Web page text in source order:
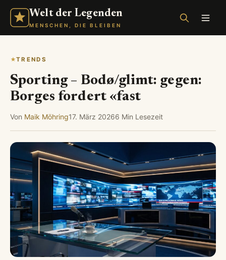
Welt der Legenden
MENSCHEN, DIE BLEIBEN
TRENDS
Sporting – Bodø/glimt: gegen:
Borges fordert «fast
Von Maik Möhring17. März 20266 Min Lesezeit